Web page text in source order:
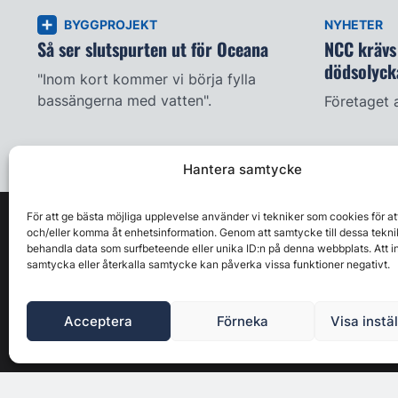
Hantera samtycke
För att ge bästa möjliga upplevelse använder vi tekniker som cookies för
och/eller komma åt enhetsinformation. Genom att samtycke till dessa
behandla data som surfbeteende eller unika ID:n på denna webbplats. Att
samtycka eller återkalla samtycke kan påverka vissa funktioner negativt.
Acceptera Förneka Visa
BYGGPROJEKT
Så ser slutspurten ut för Oceana
"Inom kort kommer vi börja fylla
bassängerna med vatten".
NYHETER
NCC
Företaget